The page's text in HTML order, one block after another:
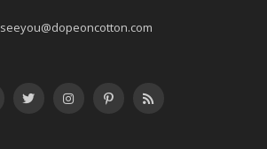
seeyou@dopeoncotton.com